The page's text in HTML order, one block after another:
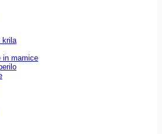
krila
in mamice